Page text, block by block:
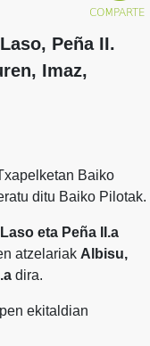
Peña II.
Imaz,
Baiko
ditu Baiko Pilotak.
eta Peña II.a
atzelariak Albisu,
dira.
ekitaldian